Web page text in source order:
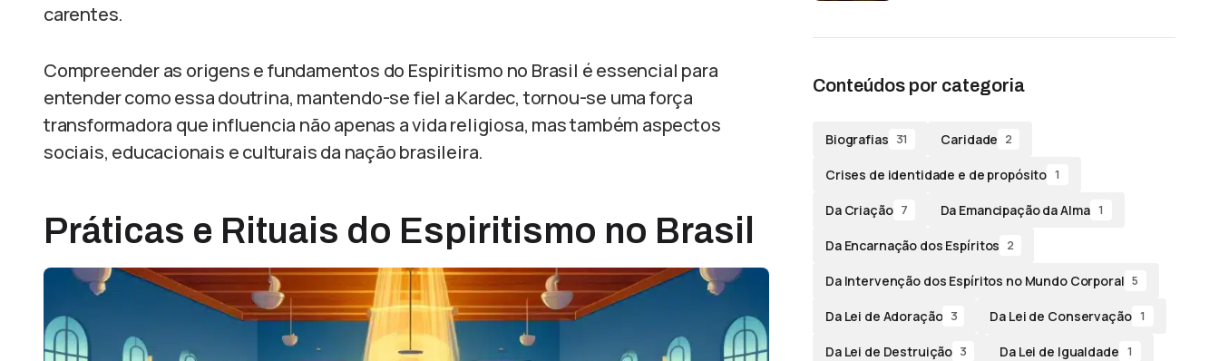
carentes.
Compreender as origens e fundamentos do Espiritismo no Brasil é essencial para
entender como essa doutrina, mantendo-se fiel a Kardec, tornou-se uma força
transformadora que influencia não apenas a vida religiosa, mas também aspectos
sociais, educacionais e culturais da nação brasileira.
Práticas e Rituais do Espiritismo no Brasil
Conteúdos por categoria
Biografias 31 Caridade 2
Crises de identidade e de propósito 1
Da Criação 7 Da Emancipação da Alma 1
Da Encarnação dos Espíritos 2
Da Intervenção dos Espíritos no Mundo Corporal 5
Da Lei de Adoração 3 Da Lei de Conservação 1
Da Lei de Destruição 3 Da Lei de Igualdade 1